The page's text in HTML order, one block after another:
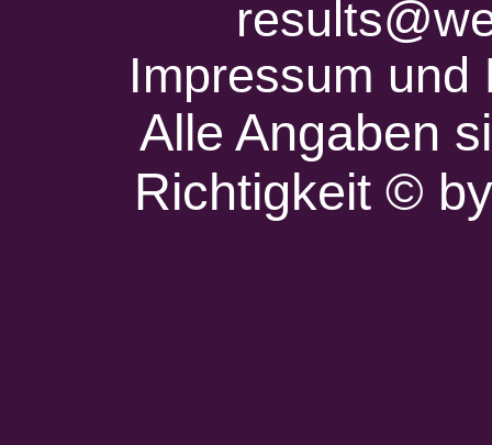
Impressum
Alle Angaben
Richtigkeit ©